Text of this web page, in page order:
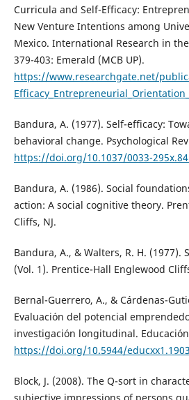
Curricula and Self-Efficacy:
New Venture Intentions among
Mexico. International Research in
379-403: Emerald (MCB UP).
https://www.researchgate.net/
Bandura, A. (1977). Self-efficacy:
behavioral change. Psychological
https://doi.org/10.1037/0033-
Bandura, A. (1986). Social
action: A social cognitive theory.
Cliffs, NJ.
Bandura, A., & Walters, R. H. (1977).
(Vol. 1). Prentice-Hall Englewood
Bernal-Guerrero, A., & Cárdenas-
Evaluación del potencial
investigación longitudinal. Educación
https://doi.org/10.5944/
Block, J. (2008). The Q-sort in